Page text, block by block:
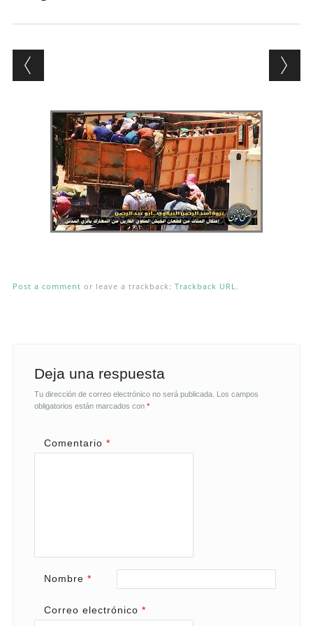
Post a comment or leave a trackback: Trackback URL .
Deja una respuesta
Tu dirección de correo electrónico no será publicada. Los campos
obligatorios están marcados con *
Comentario *
Nombre *
Correo electrónico *